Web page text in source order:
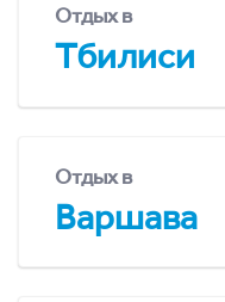
Отдых в
Тбилиси
Отдых в
Варшава